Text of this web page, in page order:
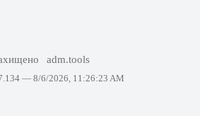
adm.tools
— 8/6/2026, 11:26:23 AM